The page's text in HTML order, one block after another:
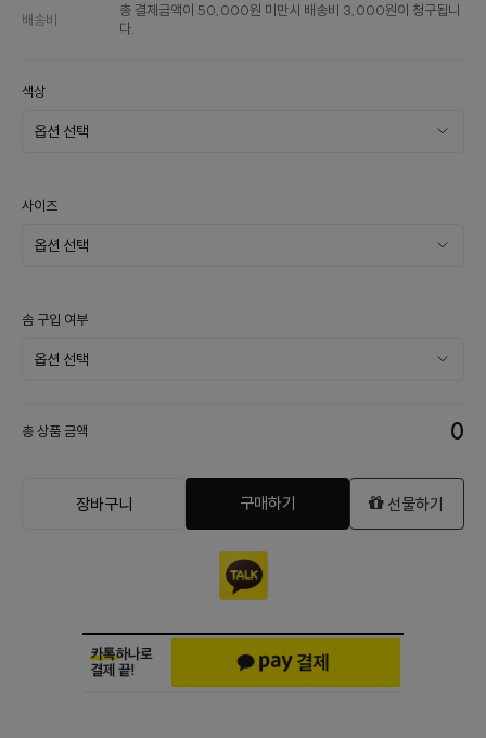
배송비
총 결제금액이 50,000원 미만시 배송비 3,000원이 청구됩니
다.
색상
사이즈
솜 구입 여부
총 상품 금액 0
장바구니 구매하기 선물하기